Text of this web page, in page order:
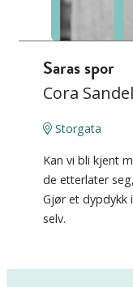
Saras spor
Cora
Storgata
Kan vi bli kjent
de etterlater
Gjør et dypdykk
selv.